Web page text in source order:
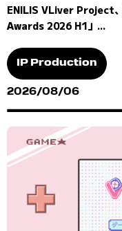
ENILIS VLiver Project
Awards 2026 H1」...
IP Production
2026/08/06